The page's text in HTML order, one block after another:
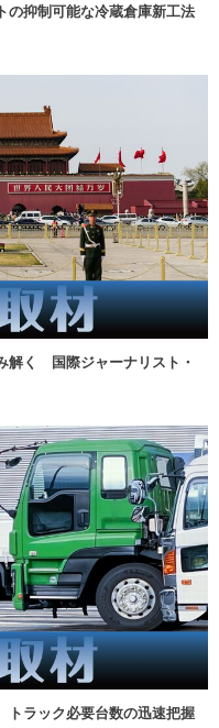
の抑制可能な冷蔵倉庫新工法
解く 国際ジャーナリスト・
トラック必要台数の迅速把握